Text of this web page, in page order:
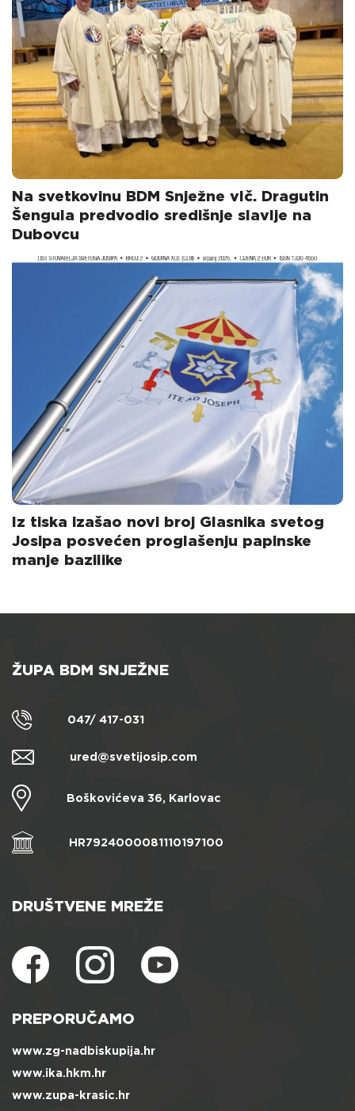
Na svetkovinu BDM Snježne vlč. Dragutin
Šengula predvodio središnje slavlje na
Dubovcu
Iz tiska izašao novi broj Glasnika svetog
Josipa posvećen proglašenju papinske
manje bazilike
ŽUPA BDM SNJEŽNE
047/ 417-031
ured@svetijosip.com
Boškovićeva 36, Karlovac
HR7924000081110197100
DRUŠTVENE MREŽE
PREPORUČAMO
www.zg-nadbiskupija.hr
www.ika.hkm.hr
www.zupa-krasic.hr